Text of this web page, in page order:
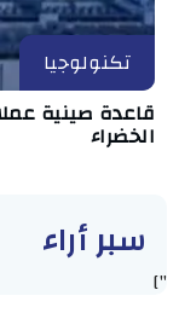
تكنولوجيا
قاعدة صينية
الخضراء
سبر أراء
"]